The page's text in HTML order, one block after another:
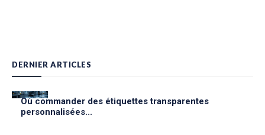
DERNIER ARTICLES
Où commander des étiquettes transparentes
personnalisées...